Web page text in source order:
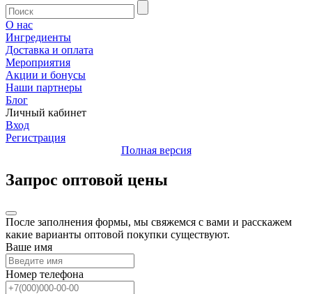
О нас
Ингредиенты
Доставка и оплата
Мероприятия
Акции и бонусы
Наши партнеры
Блог
Личный кабинет
Вход
Регистрация
Полная версия
Запрос оптовой цены
После заполнения формы, мы свяжемся с вами и расскажем
какие варианты оптовой покупки существуют.
Ваше имя
Номер телефона